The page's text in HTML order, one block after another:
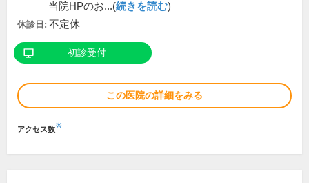
当院HPのお...(続きを読む)
休診日: 不定休
初診受付
この医院の詳細をみる
アクセス数※